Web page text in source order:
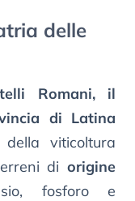
delle
Romani, il
di Latina
viticoltura
di origine
fosforo e